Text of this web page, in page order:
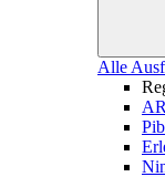
Alle